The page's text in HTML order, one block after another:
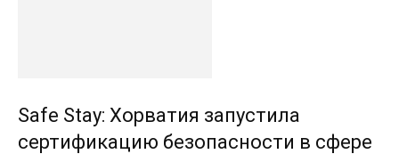
Safe Stay: Хорватия запустила
сертификацию безопасности в сфере